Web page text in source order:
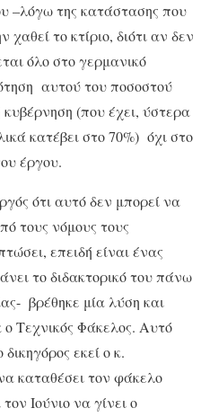
–λόγω της κατάστασης που
το κτίριο, διότι αν δεν
όλο στο γερμανικό
αυτού του ποσοστού
(που έχει, ύστερα
κατέβει στο 70%) όχι στο
έργου.
ότι αυτό δεν μπορεί να
τους νόμους τους
επειδή είναι ένας
το διδακτορικό του πάνω
βρέθηκε μία λύση και
Τεχνικός Φάκελος. Αυτό
εκεί ο κ.
καταθέσει τον φάκελο
Ιούνιο να γίνει ο